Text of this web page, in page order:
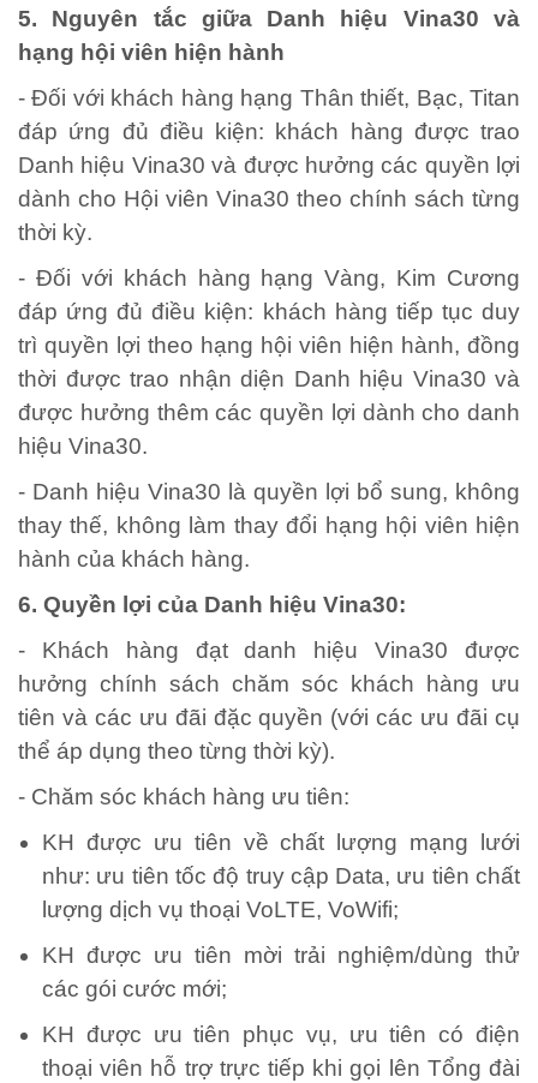
5. Nguyên tắc giữa Danh hiệu Vina30 và
hạng hội viên hiện hành
- Đối với khách hàng hạng Thân thiết, Bạc, Titan
đáp ứng đủ điều kiện: khách hàng được trao
Danh hiệu Vina30 và được hưởng các quyền lợi
dành cho Hội viên Vina30 theo chính sách từng
thời kỳ.
- Đối với khách hàng hạng Vàng, Kim Cương
đáp ứng đủ điều kiện: khách hàng tiếp tục duy
trì quyền lợi theo hạng hội viên hiện hành, đồng
thời được trao nhận diện Danh hiệu Vina30 và
được hưởng thêm các quyền lợi dành cho danh
hiệu Vina30.
- Danh hiệu Vina30 là quyền lợi bổ sung, không
thay thế, không làm thay đổi hạng hội viên hiện
hành của khách hàng.
6. Quyền lợi của Danh hiệu Vina30:
- Khách hàng đạt danh hiệu Vina30 được
hưởng chính sách chăm sóc khách hàng ưu
tiên và các ưu đãi đặc quyền (với các ưu đãi cụ
thể áp dụng theo từng thời kỳ).
- Chăm sóc khách hàng ưu tiên:
KH được ưu tiên về chất lượng mạng lưới
như: ưu tiên tốc độ truy cập Data, ưu tiên chất
lượng dịch vụ thoại VoLTE, VoWifi;
KH được ưu tiên mời trải nghiệm/dùng thử
các gói cước mới;
KH được ưu tiên phục vụ, ưu tiên có điện
thoại viên hỗ trợ trực tiếp khi gọi lên Tổng đài